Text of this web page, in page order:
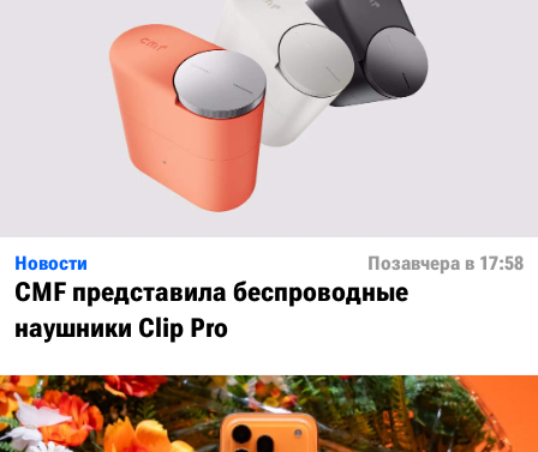
Новости Позавчера в 17:58
CMF представила беспроводные
наушники Clip Pro